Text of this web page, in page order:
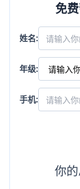
免
姓名:
年级:
手机:
你